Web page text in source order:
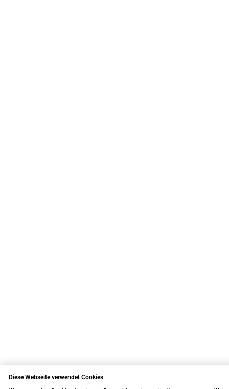
Diese Webseite verwendet Cookies